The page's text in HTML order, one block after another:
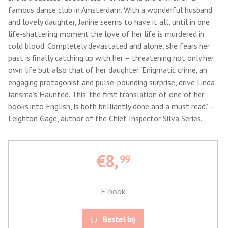
famous dance club in Amsterdam. With a wonderful husband
and lovely daughter, Janine seems to have it all, until in one
life-shattering moment the love of her life is murdered in
cold blood. Completely devastated and alone, she fears her
past is finally catching up with her – threatening not only her
own life but also that of her daughter. ‘Enigmatic crime, an
engaging protagonist and pulse-pounding surprise, drive Linda
Jansma’s Haunted. This, the first translation of one of her
books into English, is both brilliantly done and a must read.’ –
Leighton Gage, author of the Chief Inspector Silva Series.
€8,99
E-book
Bestel bij